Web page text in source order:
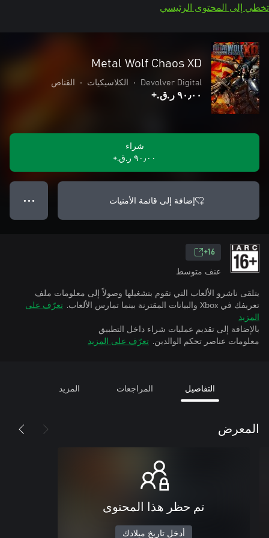
تخطي إلى المحتوى الرئيسي
Metal Wolf Chaos XD
Devolver Digital
• الكلاسيكيات • القناص
٩٠٫٠٠ ر.ق.‏+
شراء
٩٠٫٠٠ ر.ق.‏+
إضافة إلى قائمة الأمنيات ● ● ●
16+
عنف متوسط
يتلقى ناشرو الألعاب التي تقوم بتشغيلها وصولاً إلى معلومات ملف
تعريفك في Xbox والبيانات المقترنة بينما تمارس الألعاب.
تعرّف على
المزيد
بالإضافة إلى تقديم عمليات شراء داخل التطبيق
معلومات عناصر تحكم الوالدين. تعرّف على المزيد
التفاصيل المراجعات المزيد
المعرض
تم حظر هذا المحتوى
أدخل تاريخ ميلادك